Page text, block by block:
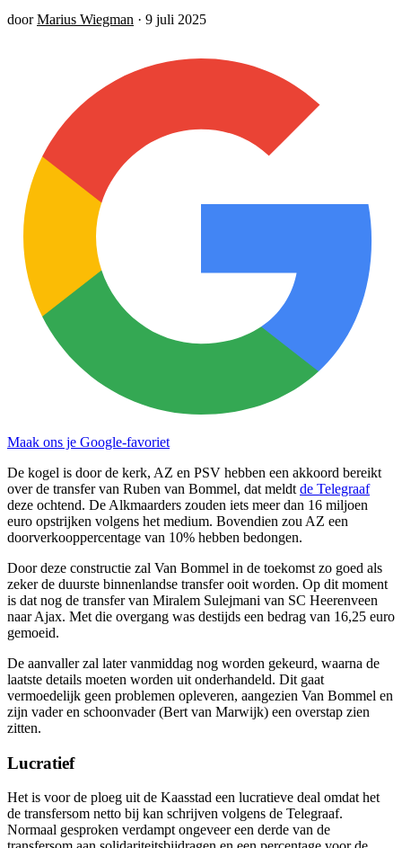
door Marius Wiegman · 9 juli 2025
Maak ons je Google-favoriet
De kogel is door de kerk, AZ en PSV hebben een akkoord bereikt
over de transfer van Ruben van Bommel, dat meldt de Telegraaf
deze ochtend. De Alkmaarders zouden iets meer dan 16 miljoen
euro opstrijken volgens het medium. Bovendien zou AZ een
doorverkooppercentage van 10% hebben bedongen.
Door deze constructie zal Van Bommel in de toekomst zo goed als
zeker de duurste binnenlandse transfer ooit worden. Op dit moment
is dat nog de transfer van Miralem Sulejmani van SC Heerenveen
naar Ajax. Met die overgang was destijds een bedrag van 16,25 euro
gemoeid.
De aanvaller zal later vanmiddag nog worden gekeurd, waarna de
laatste details moeten worden uit onderhandeld. Dit gaat
vermoedelijk geen problemen opleveren, aangezien Van Bommel en
zijn vader en schoonvader (Bert van Marwijk) een overstap zien
zitten.
Lucratief
Het is voor de ploeg uit de Kaasstad een lucratieve deal omdat het
de transfersom netto bij kan schrijven volgens de Telegraaf.
Normaal gesproken verdampt ongeveer een derde van de